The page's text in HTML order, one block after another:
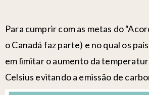
Para cumprir com as metas do “
o Canadá faz parte) e no qual os
em limitar o aumento da
Celsius evitando a emissão de